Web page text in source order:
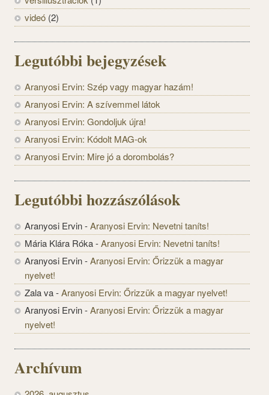
videó (2)
Legutóbbi bejegyzések
Aranyosi Ervin: Szép vagy magyar hazám!
Aranyosi Ervin: A szívemmel látok
Aranyosi Ervin: Gondoljuk újra!
Aranyosi Ervin: Kódolt MAG-ok
Aranyosi Ervin: Mire jó a dorombolás?
Legutóbbi hozzászólások
Aranyosi Ervin-Aranyosi Ervin: Nevetni taníts!
Mária Klára Róka-Aranyosi Ervin: Nevetni taníts!
Aranyosi Ervin-Aranyosi Ervin: Őrizzük a magyar
nyelvet!
Zala va-Aranyosi Ervin: Őrizzük a magyar nyelvet!
Aranyosi Ervin-Aranyosi Ervin: Őrizzük a magyar
nyelvet!
Archívum